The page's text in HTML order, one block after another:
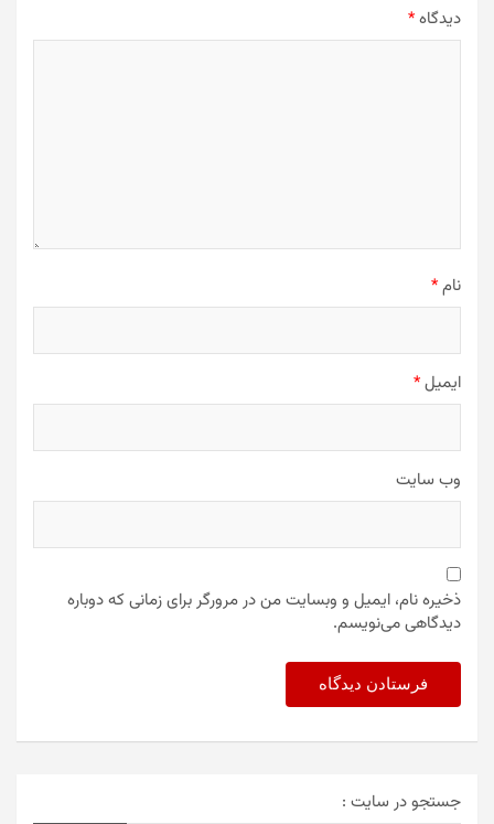
دیدگاه*
نام*
ایمیل*
وب‌ سایت
ذخیره نام، ایمیل و وبسایت من در مرورگر برای زمانی که دوباره
دیدگاهی می‌نویسم.
جستجو در سایت :